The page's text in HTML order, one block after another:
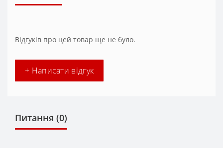
Відгуків про цей товар ще не було.
+ Написати відгук
Питання (0)